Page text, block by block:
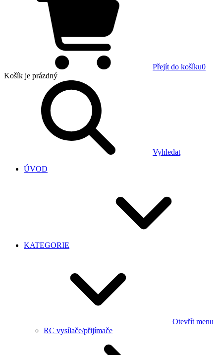
Přejít do košíku0
Košík je prázdný
Vyhledat
ÚVOD
KATEGORIE
Otevřít menu
RC vysílače/přijímače